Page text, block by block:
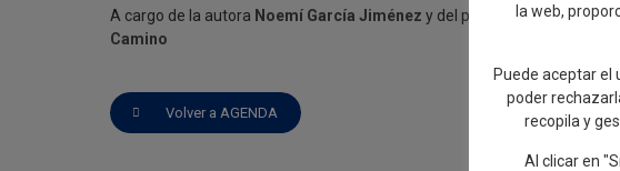
A cargo de la autora Noemí García Jiménez y del poeta
Antonio del
Camino
Volver a AGENDA
la web,
Puede aceptar el
poder
recopila y
Al clicar en